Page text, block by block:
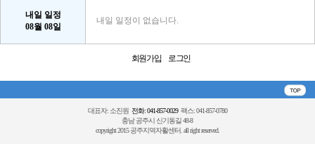
내일 일정
08월 08일
내일 일정이 없습니다.
회원가입 로그인
대표자: 소진원 전화: 041-857-0029팩스: 041-857-0780
충남 공주시 신기동길 48-8
copyright 2015 공주지역자활센터. all right reserved.